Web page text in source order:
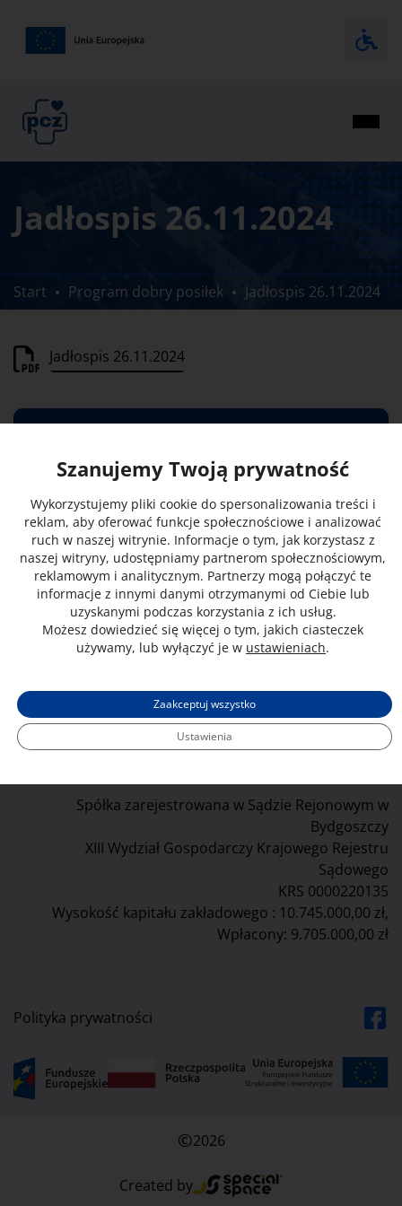
Jadłospis 26.11.2024
Start Program dobry posiłek Jadłospis 26.11.2024
Jadłospis 26.11.2024
ul. Szpitalna 30, 88-400 Żnin
Centrala
52 303 13 41
E-mail
szpitalznin@szpitalznin.pl
/PCZZNIN/SkrytkaESP
Spółka zarejestrowana w Sądzie Rejonowym w
Bydgoszczy
XIII Wydział Gospodarczy Krajowego Rejestru
Sądowego
KRS 0000220135
Wysokość kapitału zakładowego : 10.745.000,00 zł,
Wpłacony: 9.705.000,00 zł
Polityka prywatności
©2026
Created by
Szanujemy Twoją prywatność
Wykorzystujemy pliki cookie do spersonalizowania treści i
reklam, aby oferować funkcje społecznościowe i analizować
ruch w naszej witrynie. Informacje o tym, jak korzystasz z
naszej witryny, udostępniamy partnerom społecznościowym,
reklamowym i analitycznym. Partnerzy mogą połączyć te
informacje z innymi danymi otrzymanymi od Ciebie lub
uzyskanymi podczas korzystania z ich usług.
Możesz dowiedzieć się więcej o tym, jakich ciasteczek
używamy, lub wyłączyć je w ustawieniach.
Zaakceptuj wszystko
Ustawienia